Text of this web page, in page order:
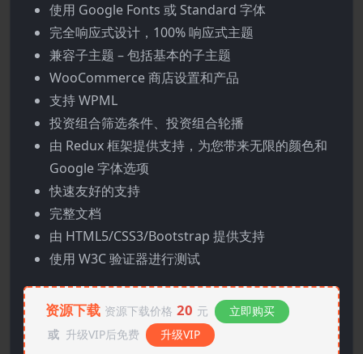
使用 Google Fonts 或 Standard 字体
完全响应式设计，100% 响应式主题
兼容子主题 – 包括基本的子主题
WooCommerce 商店设置和产品
支持 WPML
投资组合筛选条件、投资组合轮播
由 Redux 框架提供支持，为您带来无限的颜色和
Google 字体选项
快速友好的支持
完整文档
由 HTML5/CSS3/Bootstrap 提供支持
使用 W3C 验证器进行测试
资源下载 资源下载价格 20 元
立即购买
或 升级VIP后免费 升级VIP